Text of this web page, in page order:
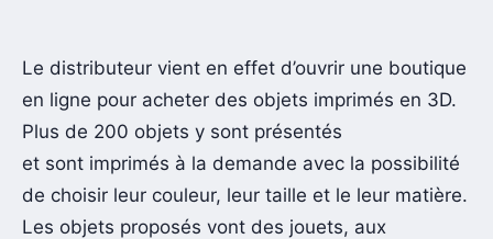
Le distributeur vient en effet d’ouvrir une boutique
en ligne pour acheter des objets imprimés en 3D.
Plus de 200 objets y sont présentés
et sont imprimés à la demande avec la possibilité
de choisir leur couleur, leur taille et le leur matière.
Les objets proposés vont des jouets, aux